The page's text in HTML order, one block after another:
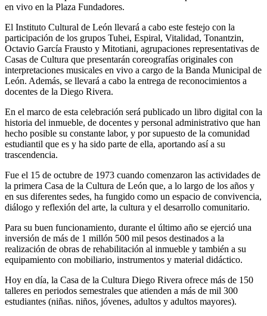
en vivo en la Plaza Fundadores.
El Instituto Cultural de León llevará a cabo este festejo con la
participación de los grupos Tuhei, Espiral, Vitalidad, Tonantzin,
Octavio García Frausto y Mitotiani, agrupaciones representativas de
Casas de Cultura que presentarán coreografías originales con
interpretaciones musicales en vivo a cargo de la Banda Municipal de
León. Además, se llevará a cabo la entrega de reconocimientos a
docentes de la Diego Rivera.
En el marco de esta celebración será publicado un libro digital con la
historia del inmueble, de docentes y personal administrativo que han
hecho posible su constante labor, y por supuesto de la comunidad
estudiantil que es y ha sido parte de ella, aportando así a su
trascendencia.
Fue el 15 de octubre de 1973 cuando comenzaron las actividades de
la primera Casa de la Cultura de León que, a lo largo de los años y
en sus diferentes sedes, ha fungido como un espacio de convivencia,
diálogo y reflexión del arte, la cultura y el desarrollo comunitario.
Para su buen funcionamiento, durante el último año se ejerció una
inversión de más de 1 millón 500 mil pesos destinados a la
realización de obras de rehabilitación al inmueble y también a su
equipamiento con mobiliario, instrumentos y material didáctico.
Hoy en día, la Casa de la Cultura Diego Rivera ofrece más de 150
talleres en periodos semestrales que atienden a más de mil 300
estudiantes (niñas. niños, jóvenes, adultos y adultos mayores).